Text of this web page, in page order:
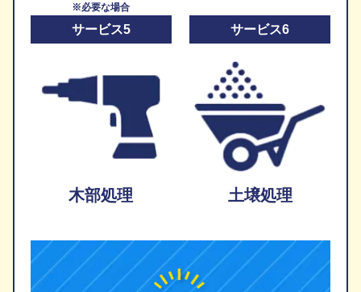
※必要な場合
サービス5
木部処理
サービス6
土壌処理